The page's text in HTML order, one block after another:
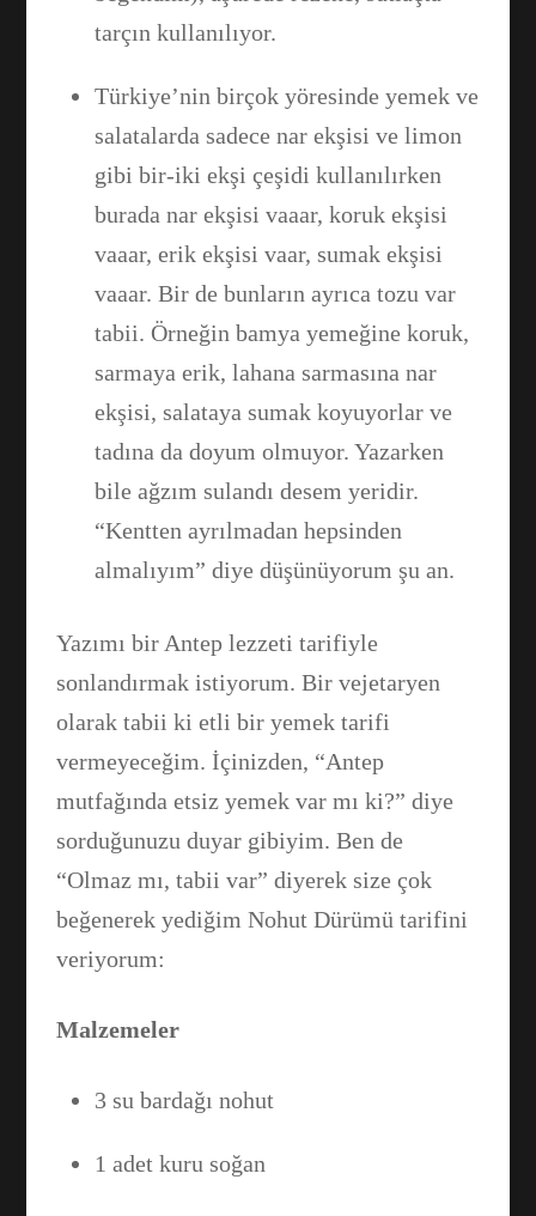
tarçın kullanılıyor.
Türkiye’nin birçok yöresinde yemek ve
salatalarda sadece nar ekşisi ve limon
gibi bir-iki ekşi çeşidi kullanılırken
burada nar ekşisi vaaar, koruk ekşisi
vaaar, erik ekşisi vaar, sumak ekşisi
vaaar. Bir de bunların ayrıca tozu var
tabii. Örneğin bamya yemeğine koruk,
sarmaya erik, lahana sarmasına nar
ekşisi, salataya sumak koyuyorlar ve
tadına da doyum olmuyor. Yazarken
bile ağzım sulandı desem yeridir.
“Kentten ayrılmadan hepsinden
almalıyım” diye düşünüyorum şu an.
Yazımı bir Antep lezzeti tarifiyle
sonlandırmak istiyorum. Bir vejetaryen
olarak tabii ki etli bir yemek tarifi
vermeyeceğim. İçinizden, “Antep
mutfağında etsiz yemek var mı ki?” diye
sorduğunuzu duyar gibiyim. Ben de
“Olmaz mı, tabii var” diyerek size çok
beğenerek yediğim Nohut Dürümü tarifini
veriyorum:
Malzemeler
3 su bardağı nohut
1 adet kuru soğan